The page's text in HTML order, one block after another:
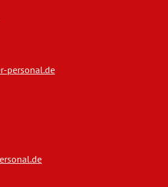
personal.de